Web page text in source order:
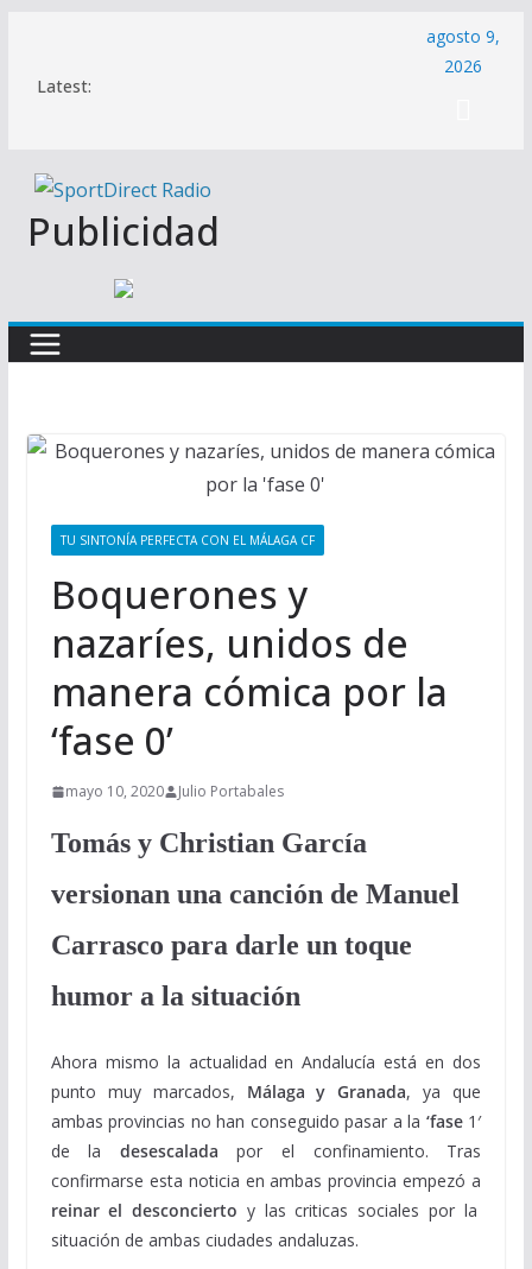
contenido
Latest:
agosto 9,
2026
Publicidad
TU SINTONÍA PERFECTA CON EL MÁLAGA CF
Boquerones y
nazaríes, unidos de
manera cómica por la
‘fase 0’
mayo 10, 2020 Julio Portabales
Tomás y Christian García
versionan una canción de Manuel
Carrasco para darle un toque
humor a la situación
Ahora mismo la actualidad en Andalucía está en dos
punto muy marcados, Málaga y Granada, ya que
ambas provincias no han conseguido pasar a la ‘fase1′
de la desescalada por el confinamiento. Tras
confirmarse esta noticia en ambas provincia empezó a
reinar el desconcierto y las criticas sociales por la
situación de ambas ciudades andaluzas.